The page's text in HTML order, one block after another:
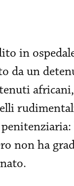
in
da un
non ha